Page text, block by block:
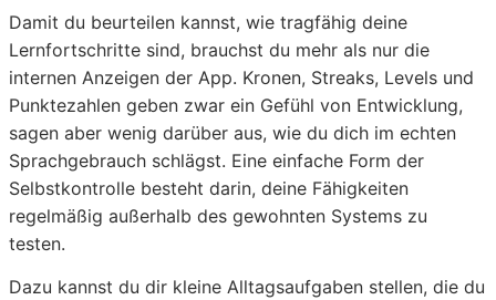
Damit du beurteilen kannst, wie tragfähig deine
Lernfortschritte sind, brauchst du mehr als nur die
internen Anzeigen der App. Kronen, Streaks, Levels und
Punktezahlen geben zwar ein Gefühl von Entwicklung,
sagen aber wenig darüber aus, wie du dich im echten
Sprachgebrauch schlägst. Eine einfache Form der
Selbstkontrolle besteht darin, deine Fähigkeiten
regelmäßig außerhalb des gewohnten Systems zu
testen.
Dazu kannst du dir kleine Alltagsaufgaben stellen, die du